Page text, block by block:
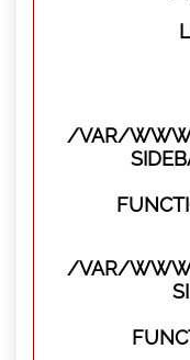
/VAR/
/VAR/